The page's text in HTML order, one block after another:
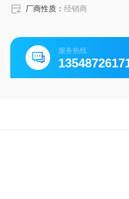
厂商性质：经销商
服务热线